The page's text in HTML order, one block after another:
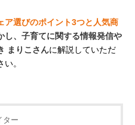
ア選びのポイント3つと人気商
し、子育てに関する情報発信や
まりこさんに解説していただ
。
ター